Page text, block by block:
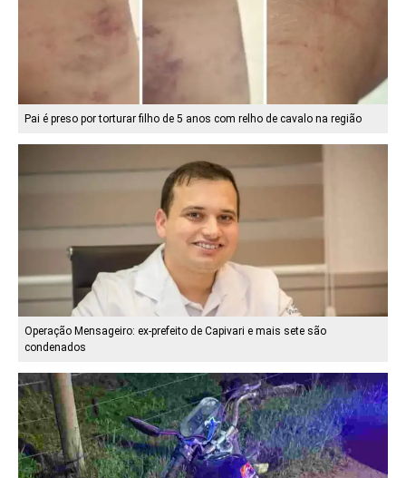
Pai é preso por torturar filho de 5 anos com relho de cavalo na região
Operação Mensageiro: ex-prefeito de Capivari e mais sete são
condenados